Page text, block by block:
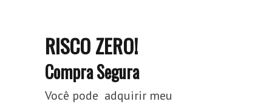
RISCO ZERO!
Compra Segura
Você pode adquirir meu